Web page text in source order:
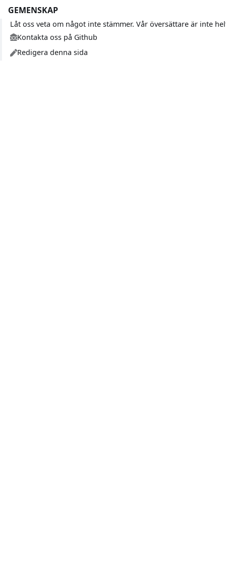
GEMENSKAP
Låt oss veta om något inte stämmer. Vår översättare är inte
Kontakta oss på Github
Redigera denna sida